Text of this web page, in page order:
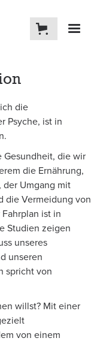
die
Psyche, ist in
Gesundheit, die wir
die Ernährung,
der Umgang mit
die Vermeidung von
ist in
Studien zeigen
unseres
unseren
spricht von
willst? Mit einer
von einem